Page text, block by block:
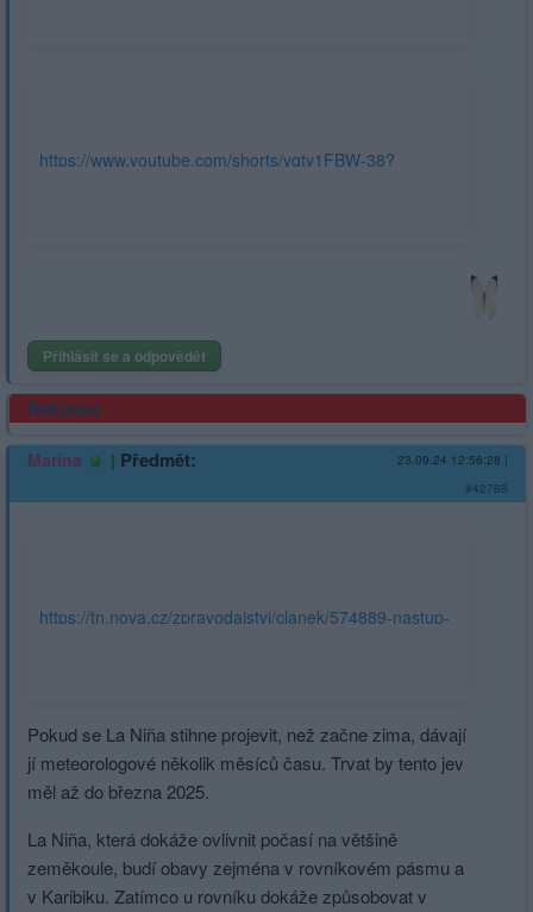
https://www.youtube.com/shorts/yqty1FBW-38?
Přihlásit se a odpovědět
Reklama
Marina | Předmět: 23.09.24 12:56:28 |
#42788
https://tn.nova.cz/zpravodajstvi/clanek/574889-nastup-
Pokud se La Niña stihne projevit, než začne zima, dávají
jí meteorologové několik měsíců času. Trvat by tento jev
měl až do března 2025.
La Niña, která dokáže ovlivnit počasí na většině
zeměkoule, budí obavy zejména v rovníkovém pásmu a
v Karibiku. Zatímco u rovníku dokáže způsobovat v